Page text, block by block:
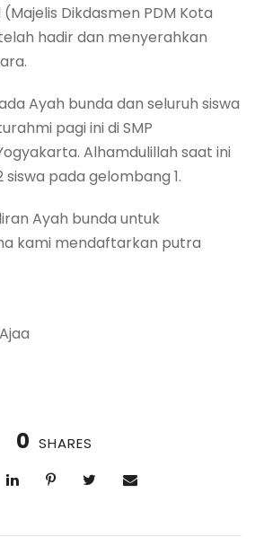
(Majelis Dikdasmen PDM Kota
hadir dan menyerahkan
Ayah bunda dan seluruh siswa
pagi ini di SMP
Alhamdulillah saat ini
pada gelombang 1.
Ayah bunda untuk
kami mendaftarkan putra
0 SHARES